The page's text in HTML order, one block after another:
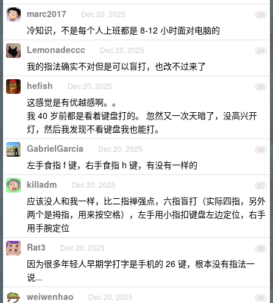
23
marc2017 Dec 20, 2025
冷知识，不是每个人上班都是 8-12 小时面对电脑的
24
Lemonadeccc Dec 20, 2025
我的指法确实不对但是可以盲打，也改不过来了
25
hefish Dec 20, 2025
这感觉是有优越感啊。。
我 40 岁前都是看着键盘打的。 忽然又一次天暗了，没高兴开
灯，然后我发现不看键盘我也能打。
26
GabrielGarcia Dec 20, 2025
左手食指 f 键，右手食指 h 键，有没有一样的
27
killadm Dec 20, 2025
应该没人和我一样，比二指禅强点，六指盲打（实际四指，另外
两个是拇指，用来按空格），左手用小指扣键盘左边定位，右手
用手腕定位
28
Rat3 Dec 20, 2025
因为很多年轻人早期学打字是手机的 26 键，根本没有指法一
说...
29
weiwenhao Dec 20, 2025